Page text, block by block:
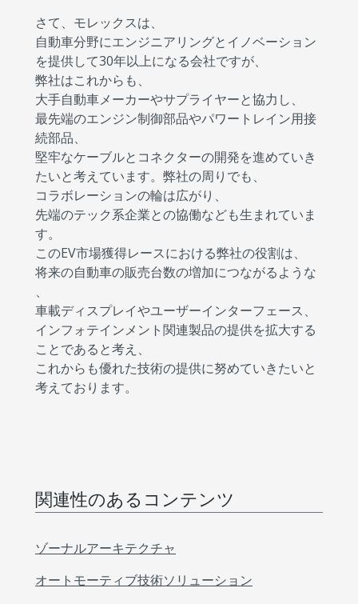
さて、モレックスは、
自動車分野にエンジニアリングとイノベーション
を提供して30年以上になる会社ですが、
弊社はこれからも、
大手自動車メーカーやサプライヤーと協力し、
最先端のエンジン制御部品やパワートレイン用接
続部品、
堅牢なケーブルとコネクターの開発を進めていき
たいと考えています。弊社の周りでも、
コラボレーションの輪は広がり、
先端のテック系企業との協働なども生まれていま
す。
このEV市場獲得レースにおける弊社の役割は、
将来の自動車の販売台数の増加につながるような
、
車載ディスプレイやユーザーインターフェース、
インフォテインメント関連製品の提供を拡大する
ことであると考え、
これからも優れた技術の提供に努めていきたいと
考えております。
関連性のあるコンテンツ
ゾーナルアーキテクチャ
オートモーティブ技術ソリューション